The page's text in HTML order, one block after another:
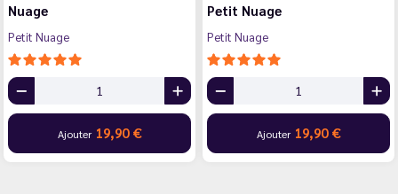
Nuage
Petit Nuage
Ajouter 19,90 €
Petit Nuage
Petit Nuage
Ajouter 19,90 €